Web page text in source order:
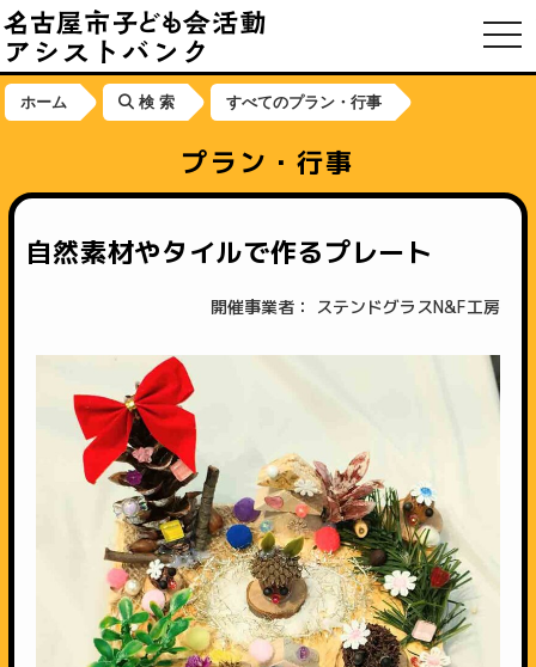
ホーム 検 索 すべてのプラン・行事
プラン・行事
自然素材やタイルで作るプレート
開催事業者： ステンドグラスN&F工房